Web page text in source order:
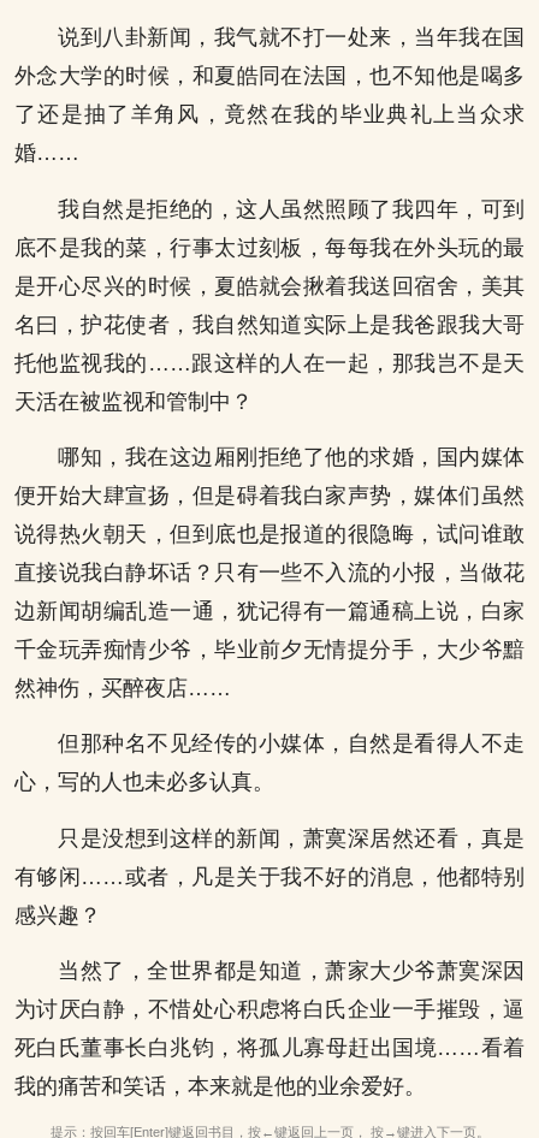
说到八卦新闻，我气就不打一处来，当年我在国
外念大学的时候，和夏皓同在法国，也不知他是喝多
了还是抽了羊角风，竟然在我的毕业典礼上当众求
婚……
我自然是拒绝的，这人虽然照顾了我四年，可到
底不是我的菜，行事太过刻板，每每我在外头玩的最
是开心尽兴的时候，夏皓就会揪着我送回宿舍，美其
名曰，护花使者，我自然知道实际上是我爸跟我大哥
托他监视我的……跟这样的人在一起，那我岂不是天
天活在被监视和管制中？
哪知，我在这边厢刚拒绝了他的求婚，国内媒体
便开始大肆宣扬，但是碍着我白家声势，媒体们虽然
说得热火朝天，但到底也是报道的很隐晦，试问谁敢
直接说我白静坏话？只有一些不入流的小报，当做花
边新闻胡编乱造一通，犹记得有一篇通稿上说，白家
千金玩弄痴情少爷，毕业前夕无情提分手，大少爷黯
然神伤，买醉夜店……
但那种名不见经传的小媒体，自然是看得人不走
心，写的人也未必多认真。
只是没想到这样的新闻，萧寞深居然还看，真是
有够闲……或者，凡是关于我不好的消息，他都特别
感兴趣？
当然了，全世界都是知道，萧家大少爷萧寞深因
为讨厌白静，不惜处心积虑将白氏企业一手摧毁，逼
死白氏董事长白兆钧，将孤儿寡母赶出国境……看着
我的痛苦和笑话，本来就是他的业余爱好。
提示：按回车[Enter]键返回书目，按←键返回上一页， 按→键进入下一页。